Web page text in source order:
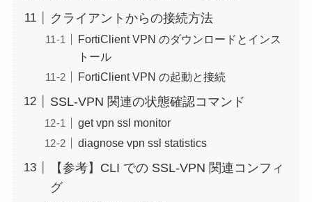
クライアントからの接続方法
FortiClient VPN のダウンロードとインス
トール
FortiClient VPN の起動と接続
SSL-VPN 関連の状態確認コマンド
get vpn ssl monitor
diagnose vpn ssl statistics
【参考】CLI での SSL-VPN 関連コンフィ
グ